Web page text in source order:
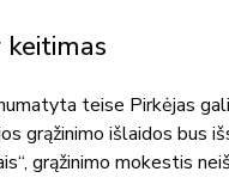
keitimas
teise Pirkėjas
grąžinimo išlaidos bus
grąžinimo mokestis